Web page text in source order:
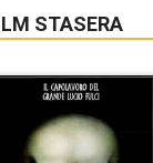
STASERA